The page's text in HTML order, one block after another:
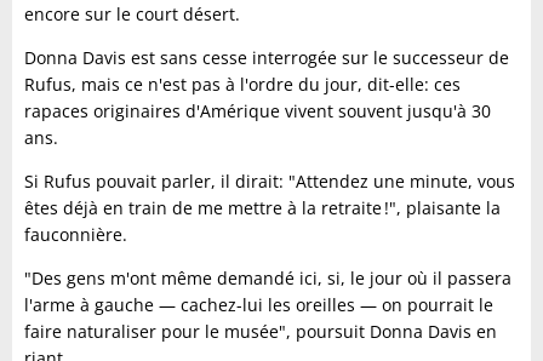
encore sur le court désert.
Donna Davis est sans cesse interrogée sur le successeur de
Rufus, mais ce n'est pas à l'ordre du jour, dit-elle: ces
rapaces originaires d'Amérique vivent souvent jusqu'à 30
ans.
Si Rufus pouvait parler, il dirait: "Attendez une minute, vous
êtes déjà en train de me mettre à la retraite !", plaisante la
fauconnière.
"Des gens m'ont même demandé ici, si, le jour où il passera
l'arme à gauche — cachez-lui les oreilles — on pourrait le
faire naturaliser pour le musée", poursuit Donna Davis en